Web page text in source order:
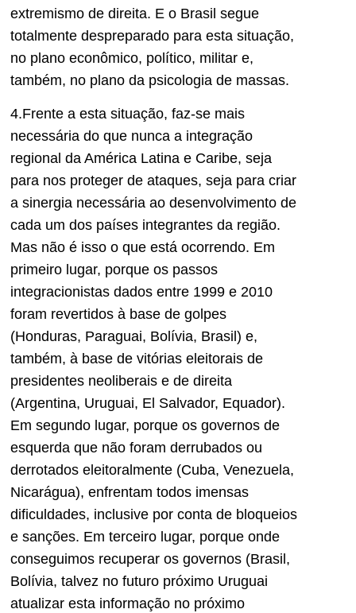
extremismo de direita. E o Brasil segue
totalmente despreparado para esta situação,
no plano econômico, político, militar e,
também, no plano da psicologia de massas.
4.Frente a esta situação, faz-se mais
necessária do que nunca a integração
regional da América Latina e Caribe, seja
para nos proteger de ataques, seja para criar
a sinergia necessária ao desenvolvimento de
cada um dos países integrantes da região.
Mas não é isso o que está ocorrendo. Em
primeiro lugar, porque os passos
integracionistas dados entre 1999 e 2010
foram revertidos à base de golpes
(Honduras, Paraguai, Bolívia, Brasil) e,
também, à base de vitórias eleitorais de
presidentes neoliberais e de direita
(Argentina, Uruguai, El Salvador, Equador).
Em segundo lugar, porque os governos de
esquerda que não foram derrubados ou
derrotados eleitoralmente (Cuba, Venezuela,
Nicarágua), enfrentam todos imensas
dificuldades, inclusive por conta de bloqueios
e sanções. Em terceiro lugar, porque onde
conseguimos recuperar os governos (Brasil,
Bolívia, talvez no futuro próximo Uruguai
atualizar esta informação no próximo